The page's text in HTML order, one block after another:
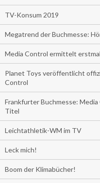
TV-Konsum 2019
Megatrend der Buchmesse:
Media Control ermittelt
Planet Toys veröffentlicht
Control
Frankfurter Buchmesse:
Titel
Leichtathletik-WM im TV
Leck mich!
Boom der Klimabücher!